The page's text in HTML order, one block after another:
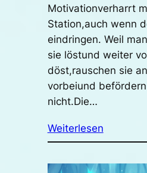
Motivationverharrt
Station,auch wenn
eindringen. Weil
sie löstund weiter
döst,rauschen sie
vorbeiund
nicht.Die…
Weiterlesen